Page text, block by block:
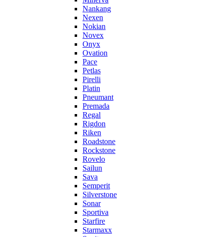
Nankang
Nexen
Nokian
Novex
Onyx
Ovation
Pace
Petlas
Pirelli
Platin
Pneumant
Premada
Regal
Rigdon
Riken
Roadstone
Rockstone
Rovelo
Sailun
Sava
Semperit
Silverstone
Sonar
Sportiva
Starfire
Starmaxx